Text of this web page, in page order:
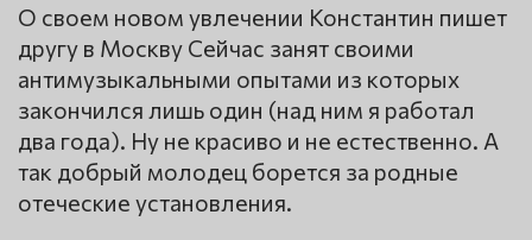
О своем новом увлечении Константин пишет
другу в Москву Сейчас занят своими
антимузыкальными опытами из которых
закончился лишь один (над ним я работал
два года). Ну не красиво и не естественно. А
так добрый молодец борется за родные
отеческие установления.